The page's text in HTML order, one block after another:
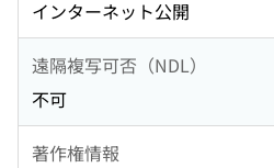
インターネット公開
遠隔複写可否（NDL）
不可
著作権情報